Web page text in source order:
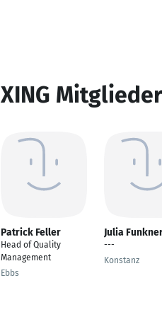
XING
Patrick Feller
Head of Quality
Management
Ebbs
Julia
---
Konstanz